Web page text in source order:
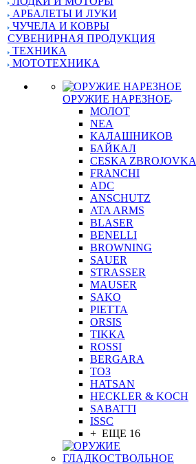
АРБАЛЕТЫ И ЛУКИ
ЧУЧЕЛА И КОВРЫ
СУВЕНИРНАЯ ПРОДУКЦИЯ
ТЕХНИКА
МОТОТЕХНИКА
ОРУЖИЕ НАРЕЗНОЕ
МОЛОТ
NEA
КАЛАШНИКОВ
БАЙКАЛ
CESKA ZBROJOVKA
FRANCHI
ADC
ANSCHUTZ
ATA ARMS
BLASER
BENELLI
BROWNING
SAUER
STRASSER
MAUSER
SAKO
PIETTA
ORSIS
TIKKA
ROSSI
BERGARA
ТОЗ
HATSAN
HECKLER & KOCH
SABATTI
ISSC
+ ЕЩЕ 16